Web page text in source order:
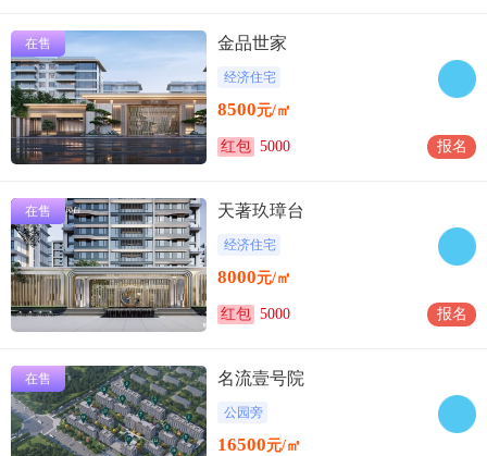
在售 金品世家
经济住宅
8500元/㎡
红包 5000 报名
在售 天著玖璋台
经济住宅
8000元/㎡
红包 5000 报名
在售 名流壹号院
公园旁
16500元/㎡